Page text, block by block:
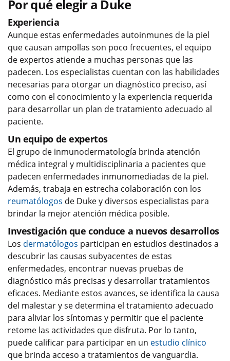
Por qué elegir a Duke
Experiencia
Aunque estas enfermedades autoinmunes de la piel
que causan ampollas son poco frecuentes, el equipo
de expertos atiende a muchas personas que las
padecen. Los especialistas cuentan con las habilidades
necesarias para otorgar un diagnóstico preciso, así
como con el conocimiento y la experiencia requerida
para desarrollar un plan de tratamiento adecuado al
paciente.
Un equipo de expertos
El grupo de inmunodermatología brinda atención
médica integral y multidisciplinaria a pacientes que
padecen enfermedades inmunomediadas de la piel.
Además, trabaja en estrecha colaboración con los
reumatólogos de Duke y diversos especialistas para
brindar la mejor atención médica posible.
Investigación que conduce a nuevos desarrollos
Los dermatólogos participan en estudios destinados a
descubrir las causas subyacentes de estas
enfermedades, encontrar nuevas pruebas de
diagnóstico más precisas y desarrollar tratamientos
eficaces. Mediante estos avances, se identifica la causa
del malestar y se determina el tratamiento adecuado
para aliviar los síntomas y permitir que el paciente
retome las actividades que disfruta. Por lo tanto,
puede calificar para participar en un estudio clínico
que brinda acceso a tratamientos de vanguardia.